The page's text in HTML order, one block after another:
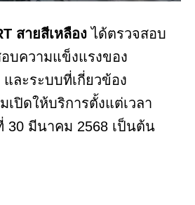
สายสีเหลือง ได้ตรวจสอบ
บความแข็งแรงของ
และระบบที่เกี่ยวข้อง
เปิดให้บริการตั้งแต่เวลา
30 มีนาคม 2568 เป็นต้น